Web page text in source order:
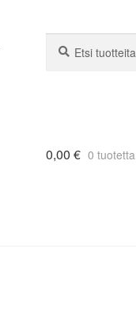
0,00 € 0 tuotetta